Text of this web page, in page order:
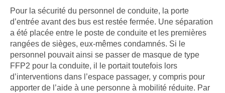
Pour la sécurité du personnel de conduite, la porte
d’entrée avant des bus est restée fermée. Une séparation
a été placée entre le poste de conduite et les premières
rangées de sièges, eux-mêmes condamnés. Si le
personnel pouvait ainsi se passer de masque de type
FFP2 pour la conduite, il le portait toutefois lors
d’interventions dans l’espace passager, y compris pour
apporter de l’aide à une personne à mobilité réduite. Par